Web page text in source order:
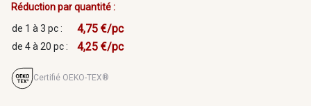
Réduction par quantité :
de 1 à 3 pc :
4,75 €/pc
de 4 à 20 pc : 4,25 €/pc
Certifié OEKO-TEX®